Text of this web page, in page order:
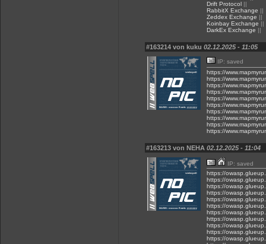
Drift Protocol ||
RabbitX Exchange ||
Zeddex Exchange ||
Koinbay Exchange ||
DarkEx Exchange ||
#163214 von kuku 02.12.2025 - 11:05
IP: saved
https://
https://
https://
https://
https://
https://
https://
https://
https://
https://
#163213 von NEHA 02.12.2025 - 11:04
IP: saved
https://
https://
https://
https://
https://
https://
https://
https://
https://
https://
https://